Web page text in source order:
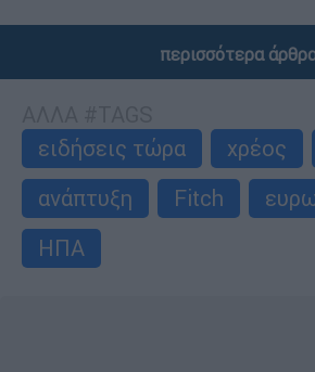
περισσότερα
ειδήσεις τώρα
χρέος
ανάπτυξη
Fitch
ΗΠΑ